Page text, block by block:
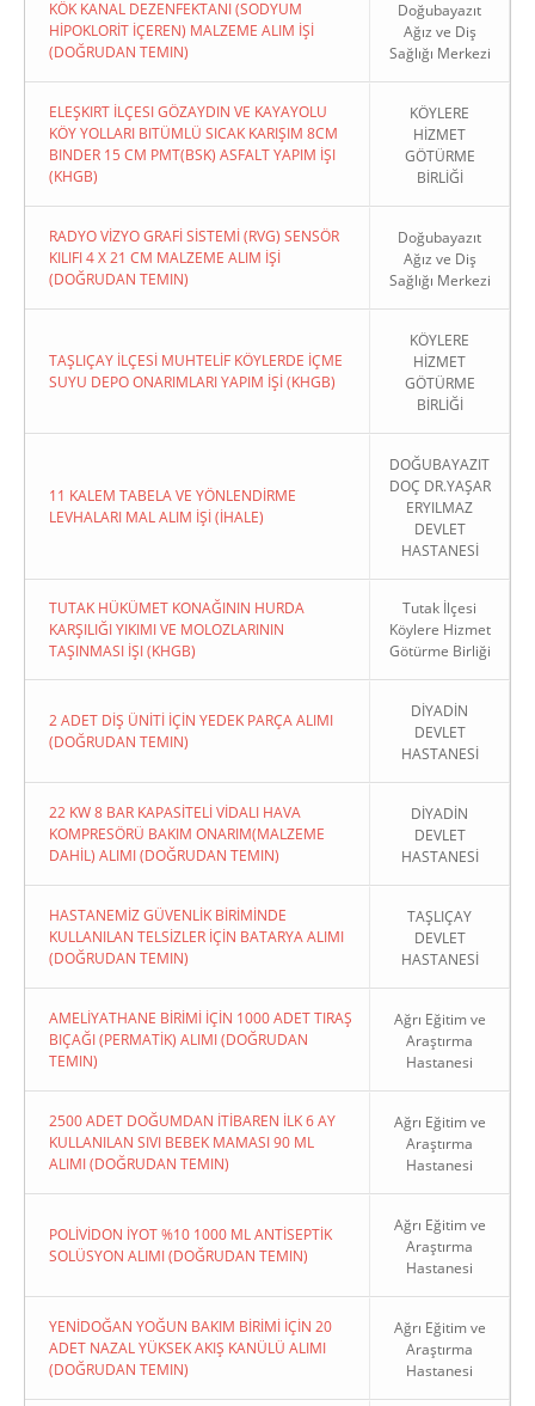
KÖK KANAL DEZENFEKTANI (SODYUM
HİPOKLORİT İÇEREN) MALZEME ALIM İŞİ
(DOĞRUDAN TEMIN)
Doğubayazıt
Ağız ve Diş
Sağlığı Merkezi
ELEŞKIRT İLÇESI GÖZAYDIN VE KAYAYOLU
KÖY YOLLARI BITÜMLÜ SICAK KARIŞIM 8CM
BINDER 15 CM PMT(BSK) ASFALT YAPIM İŞI
(KHGB)
KÖYLERE
HİZMET
GÖTÜRME
BİRLİĞİ
RADYO VİZYO GRAFİ SİSTEMİ (RVG) SENSÖR
KILIFI 4 X 21 CM MALZEME ALIM İŞİ
(DOĞRUDAN TEMIN)
Doğubayazıt
Ağız ve Diş
Sağlığı Merkezi
TAŞLIÇAY İLÇESİ MUHTELİF KÖYLERDE İÇME
SUYU DEPO ONARIMLARI YAPIM İŞİ (KHGB)
KÖYLERE
HİZMET
GÖTÜRME
BİRLİĞİ
11 KALEM TABELA VE YÖNLENDİRME
LEVHALARI MAL ALIM İŞİ (İHALE)
DOĞUBAYAZIT
DOÇ DR.YAŞAR
ERYILMAZ
DEVLET
HASTANESİ
TUTAK HÜKÜMET KONAĞININ HURDA
KARŞILIĞI YIKIMI VE MOLOZLARININ
TAŞINMASI İŞI (KHGB)
Tutak İlçesi
Köylere Hizmet
Götürme Birliği
2 ADET DİŞ ÜNİTİ İÇİN YEDEK PARÇA ALIMI
(DOĞRUDAN TEMIN)
DİYADİN
DEVLET
HASTANESİ
22 KW 8 BAR KAPASİTELİ VİDALI HAVA
KOMPRESÖRÜ BAKIM ONARIM(MALZEME
DAHİL) ALIMI (DOĞRUDAN TEMIN)
DİYADİN
DEVLET
HASTANESİ
HASTANEMİZ GÜVENLİK BİRİMİNDE
KULLANILAN TELSİZLER İÇİN BATARYA ALIMI
(DOĞRUDAN TEMIN)
TAŞLIÇAY
DEVLET
HASTANESİ
AMELİYATHANE BİRİMİ İÇİN 1000 ADET TIRAŞ
BIÇAĞI (PERMATİK) ALIMI (DOĞRUDAN
TEMIN)
Ağrı Eğitim ve
Araştırma
Hastanesi
2500 ADET DOĞUMDAN İTİBAREN İLK 6 AY
KULLANILAN SIVI BEBEK MAMASI 90 ML
ALIMI (DOĞRUDAN TEMIN)
Ağrı Eğitim ve
Araştırma
Hastanesi
POLİVİDON İYOT %10 1000 ML ANTİSEPTİK
SOLÜSYON ALIMI (DOĞRUDAN TEMIN)
Ağrı Eğitim ve
Araştırma
Hastanesi
YENİDOĞAN YOĞUN BAKIM BİRİMİ İÇİN 20
ADET NAZAL YÜKSEK AKIŞ KANÜLÜ ALIMI
(DOĞRUDAN TEMIN)
Ağrı Eğitim ve
Araştırma
Hastanesi